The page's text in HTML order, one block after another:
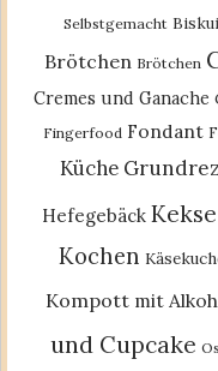
Selbstgemacht
Brötchen Brötchen
Cremes und Ganache
Fingerfood Fondant
Küche
Hefegebäck Kekse
Kochen
Kompott mit
und Cupcake